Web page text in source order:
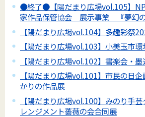
●終了●【陽だまり広場vol.105】
家作品保管協会 展示事業 『夢幻の
【陽だまり広場vol.104】多趣彩祭
【陽だまり広場vol.103】小美玉市
【陽だまり広場vol.102】書楽会・
【陽だまり広場vol.101】市民の日
かりの作品展
【陽だまり広場vol.100】みのり手
レンジメント薔薇の会合同展